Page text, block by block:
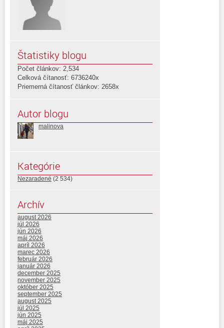
Štatistiky blogu
Počet článkov: 2,534
Celková čítanosť: 6736240x
Priemerná čítanosť článkov: 2658x
Autor blogu
malinova
Kategórie
Nezaradené (2 534)
Archív
august 2026
júl 2026
jún 2026
máj 2026
apríl 2026
marec 2026
február 2026
január 2026
december 2025
november 2025
október 2025
september 2025
august 2025
júl 2025
jún 2025
máj 2025